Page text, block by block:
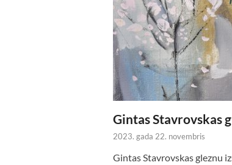
Gintas Stavrovskas
2023. gada 22. novembris
Gintas Stavrovskas gleznu